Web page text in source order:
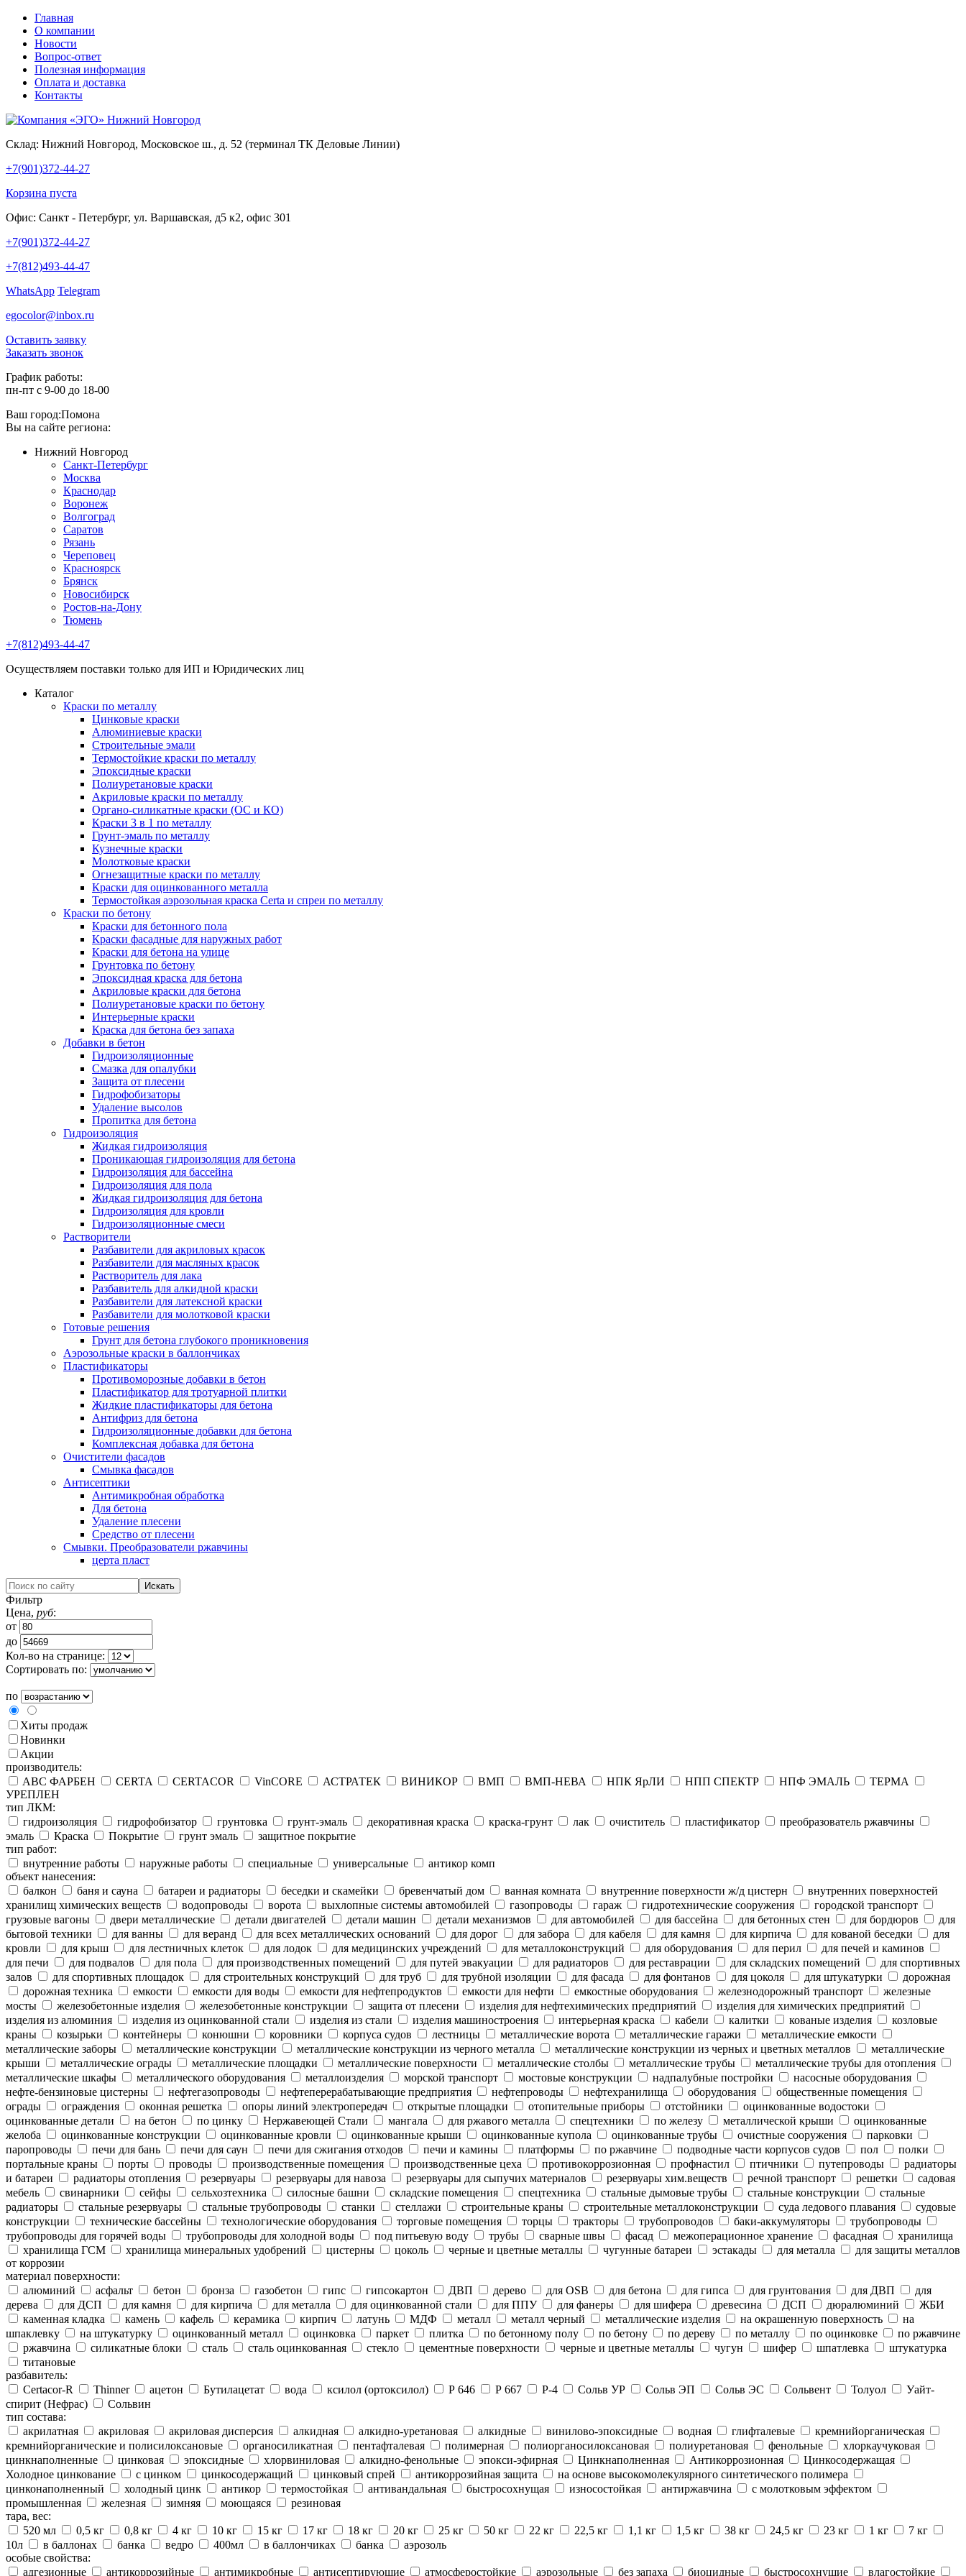
Главная
О компании
Новости
Вопрос-ответ
Полезная информация
Оплата и доставка
Контакты
Склад: Нижний Новгород, Московское ш., д. 52 (терминал ТК Деловые Линии)
+7(901)372-44-27
Корзина пуста
Офис: Санкт - Петербург, ул. Варшавская, д5 к2, офис 301
+7(901)372-44-27
+7(812)493-44-47
WhatsApp Telegram
egocolor@inbox.ru
Оставить заявку
Заказать звонок
График работы:
пн-пт с 9-00 до 18-00
Ваш город:Помона
Вы на сайте региона:
Нижний Новгород
Санкт-Петербург
Москва
Краснодар
Воронеж
Волгоград
Саратов
Рязань
Череповец
Красноярск
Брянск
Новосибирск
Ростов-на-Дону
Тюмень
+7(812)493-44-47
Осуществляем поставки только для ИП и Юридических лиц
Каталог
Краски по металлу
Цинковые краски
Алюминиевые краски
Строительные эмали
Термостойкие краски по металлу
Эпоксидные краски
Полиуретановые краски
Акриловые краски по металлу
Органо-силикатные краски (ОС и КО)
Краски 3 в 1 по металлу
Грунт-эмаль по металлу
Кузнечные краски
Молотковые краски
Огнезащитные краски по металлу
Краски для оцинкованного металла
Термостойкая аэрозольная краска Certa и спреи по металлу
Краски по бетону
Краски для бетонного пола
Краски фасадные для наружных работ
Краски для бетона на улице
Грунтовка по бетону
Эпоксидная краска для бетона
Акриловые краски для бетона
Полиуретановые краски по бетону
Интерьерные краски
Краска для бетона без запаха
Добавки в бетон
Гидроизоляционные
Смазка для опалубки
Защита от плесени
Гидрофобизаторы
Удаление высолов
Пропитка для бетона
Гидроизоляция
Жидкая гидроизоляция
Проникающая гидроизоляция для бетона
Гидроизоляция для бассейна
Гидроизоляция для пола
Жидкая гидроизоляция для бетона
Гидроизоляция для кровли
Гидроизоляционные смеси
Растворители
Разбавители для акриловых красок
Разбавители для масляных красок
Растворитель для лака
Разбавитель для алкидной краски
Разбавители для латексной краски
Разбавители для молотковой краски
Готовые решения
Грунт для бетона глубокого проникновения
Аэрозольные краски в баллончиках
Пластификаторы
Противоморозные добавки в бетон
Пластификатор для тротуарной плитки
Жидкие пластификаторы для бетона
Антифриз для бетона
Гидроизоляционные добавки для бетона
Комплексная добавка для бетона
Очистители фасадов
Смывка фасадов
Антисептики
Антимикробная обработка
Для бетона
Удаление плесени
Средство от плесени
Смывки. Преобразователи ржавчины
церта пласт
Фильтр
Цена, руб:
от
до
Кол-во на странице:
Сортировать по:
по
Хиты продаж
Новинки
Акции
производитель:
ABC ФАРБЕН
CERTA CERTACOR VinCORE АСТРАТЕК ВИНИКОР ВМП ВМП-НЕВА НПК ЯрЛИ НПП СПЕКТР НПФ ЭМАЛЬ
ТЕРМА
УРЕПЛЕН
тип ЛКМ:
гидроизоляция
гидрофобизатор грунтовка грунт-эмаль декоративная краска краска-грунт лак очиститель пластификатор
преобразователь ржавчины
эмаль
Краска Покрытие грунт эмаль
защитное покрытие
тип работ:
внутренние работы
наружные работы специальные универсальные
антикор комп
объект нанесения:
балкон
баня и сауна батареи и радиаторы беседки и скамейки бревенчатый дом ванная комната внутренние поверхности ж/д цистерн
внутренних поверхностей
хранилищ химических веществ
водопроводы ворота выхлопные системы автомобилей газопроводы гараж гидротехнические сооружения
городской транспорт
грузовые вагоны
двери металлические детали двигателей детали машин детали механизмов для автомобилей для бассейна для бетонных стен для бордюров
для
бытовой техники
для ванны для веранд для всех металлических оснований для дорог для забора для кабеля для камня для кирпича для кованой беседки
для
кровли
для крыш для лестничных клеток для лодок для медицинских учреждений для металлоконструкций для оборудования для перил
для печей и каминов
для печи
для подвалов для пола для производственных помещений для путей эвакуации для радиаторов для реставрации для складских помещений
для спортивных
залов
для спортивных площадок для строительных конструкций для труб для трубной изоляции для фасада для фонтанов для цоколя для штукатурки
дорожная
дорожная техника
емкости емкости для воды емкости для нефтепродуктов емкости для нефти емкостные оборудования железнодорожный транспорт
железные
мосты
железобетонные изделия железобетонные конструкции защита от плесени изделия для нефтехимических предприятий
изделия для химических предприятий
изделия из алюминия
изделия из оцинкованной стали изделия из стали изделия машиностроения интерьерная краска кабели калитки кованые изделия
козловые
краны
козырьки контейнеры конюшни коровники корпуса судов лестницы металлические ворота металлические гаражи
металлические емкости
металлические заборы
металлические конструкции металлические конструкции из черного металла металлические конструкции из черных и цветных металлов
металлические
крыши
металлические ограды металлические площадки металлические поверхности металлические столбы металлические трубы
металлические трубы для отопления
металлические шкафы
металлического оборудования металлоизделия морской транспорт мостовые конструкции надпалубные постройки
насосные оборудования
нефте-бензиновые цистерны
нефтегазопроводы нефтеперерабатывающие предприятия нефтепроводы нефтехранилища оборудования
общественные помещения
ограды
ограждения оконная решетка опоры линий электропередач открытые площадки отопительные приборы отстойники
оцинкованные водостоки
оцинкованные детали
на бетон по цинку Нержавеющей Стали мангала для ржавого металла спецтехники по железу металлической крыши
оцинкованные
желоба
оцинкованные конструкции оцинкованные кровли оцинкованные крыши оцинкованные купола оцинкованные трубы очистные сооружения
парковки
паропроводы
печи для бань печи для саун печи для сжигания отходов печи и камины платформы по ржавчине подводные части корпусов судов пол
полки
портальные краны
порты проводы производственные помещения производственные цеха противокоррозионная профнастил птичники путепроводы
радиаторы
и батареи
радиаторы отопления резервуары резервуары для навоза резервуары для сыпучих материалов резервуары хим.веществ речной транспорт решетки
садовая
мебель
свинарники сейфы сельхозтехника силосные башни складские помещения спецтехника стальные дымовые трубы стальные конструкции
стальные
радиаторы
стальные резервуары стальные трубопроводы станки стеллажи строительные краны строительные металлоконструкции суда ледового плавания
судовые
конструкции
технические бассейны технологические оборудования торговые помещения торцы тракторы трубопроводов баки-аккумуляторы
трубопроводы
трубопроводы для горячей воды
трубопроводы для холодной воды под питьевую воду трубы сварные швы фасад межоперационное хранение фасадная
хранилища
хранилища ГСМ
хранилища минеральных удобрений цистерны цоколь черные и цветные металлы чугунные батареи эстакады для металла
для защиты металлов
от коррозии
материал поверхности:
алюминий
асфальт бетон бронза газобетон гипс гипсокартон ДВП дерево для OSB для бетона для гипса для грунтования для ДВП
для
дерева
для ДСП для камня для кирпича для металла для оцинкованной стали для ППУ для фанеры для шифера древесина ДСП дюралюминий
ЖБИ
каменная кладка
камень кафель керамика кирпич латунь МДФ металл металл черный металлические изделия на окрашенную поверхность
на
шпаклевку
на штукатурку оцинкованный металл оцинковка паркет плитка по бетонному полу по бетону по дереву по металлу по оцинковке
по ржавчине
ржавчина
силикатные блоки сталь сталь оцинкованная стекло цементные поверхности черные и цветные металлы чугун шифер шпатлевка
штукатурка
титановые
разбавитель:
Certacor-R
Thinner ацетон Бутилацетат вода ксилол (ортоксилол) Р 646 Р 667 Р-4 Сольв УР Сольв ЭП Сольв ЭС Сольвент Толуол
Уайт-
спирит (Нефрас)
Сольвин
тип состава:
акрилатная
акриловая акриловая дисперсия алкидная алкидно-уретановая алкидные винилово-эпоксидные водная глифталевые
кремнийорганическая
кремнийорганические и полисилоксановые
органосиликатная пентафталевая полимерная полиорганосилоксановая полиуретановая фенольные
хлоркаучуковая
цинкнаполненные
цинковая эпоксидные хлорвиниловая алкидно-фенольные эпокси-эфирная Цинкнаполненная Антикоррозионная
Цинкосодержащая
Холодное цинкование
с цинком цинкосодержащий цинковый спрей антикоррозийная защита
на основе высокомолекулярного синтетического полимера
цинконаполненный
холодный цинк антикор термостойкая антивандальная быстросохнущая износостойкая антиржавчина
с молотковым эффектом
промышленная
железная зимняя моющаяся
резиновая
тара, вес:
520 мл
0,5 кг 0,8 кг 4 кг 10 кг 15 кг 17 кг 18 кг 20 кг 25 кг 50 кг 22 кг 22,5 кг 1,1 кг 1,5 кг 38 кг 24,5 кг 23 кг 1 кг
7 кг
10л
в баллонах банка ведро 400мл в баллончиках банка
аэрозоль
особые свойства:
адгезионные
антикоррозийные антимикробные антисептирующие атмосферостойкие аэрозольные без запаха биоцидные быстросохнущие влагостойкие